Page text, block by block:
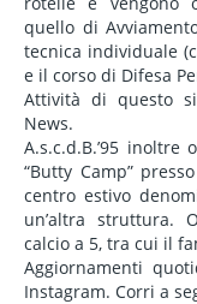
quello di
tecnica individuale
e il corso di Difesa
Attività di questo
News.
A.s.c.d.B.’95
“Butty Camp”
centro estivo
un’altra struttura.
calcio a 5, tra cui il
Aggiornamenti
Instagram. Corri a